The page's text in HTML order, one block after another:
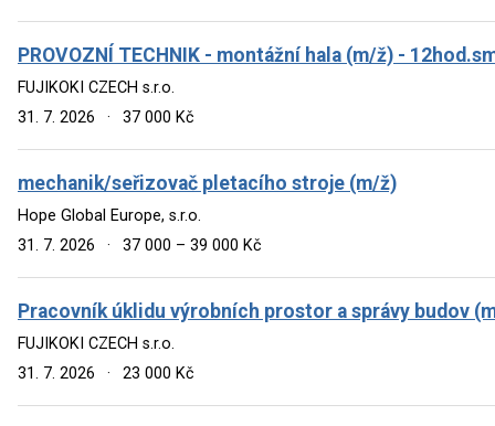
PROVOZNÍ TECHNIK - montážní hala (m/ž) -
FUJIKOKI CZECH s.r.o.
31. 7. 2026
· 37 000 Kč
mechanik/seřizovač pletacího stroje (m/ž)
Hope Global Europe, s.r.o.
31. 7. 2026
· 37 000 – 39 000 Kč
Pracovník úklidu výrobních prostor a správy budov
FUJIKOKI CZECH s.r.o.
31. 7. 2026
· 23 000 Kč